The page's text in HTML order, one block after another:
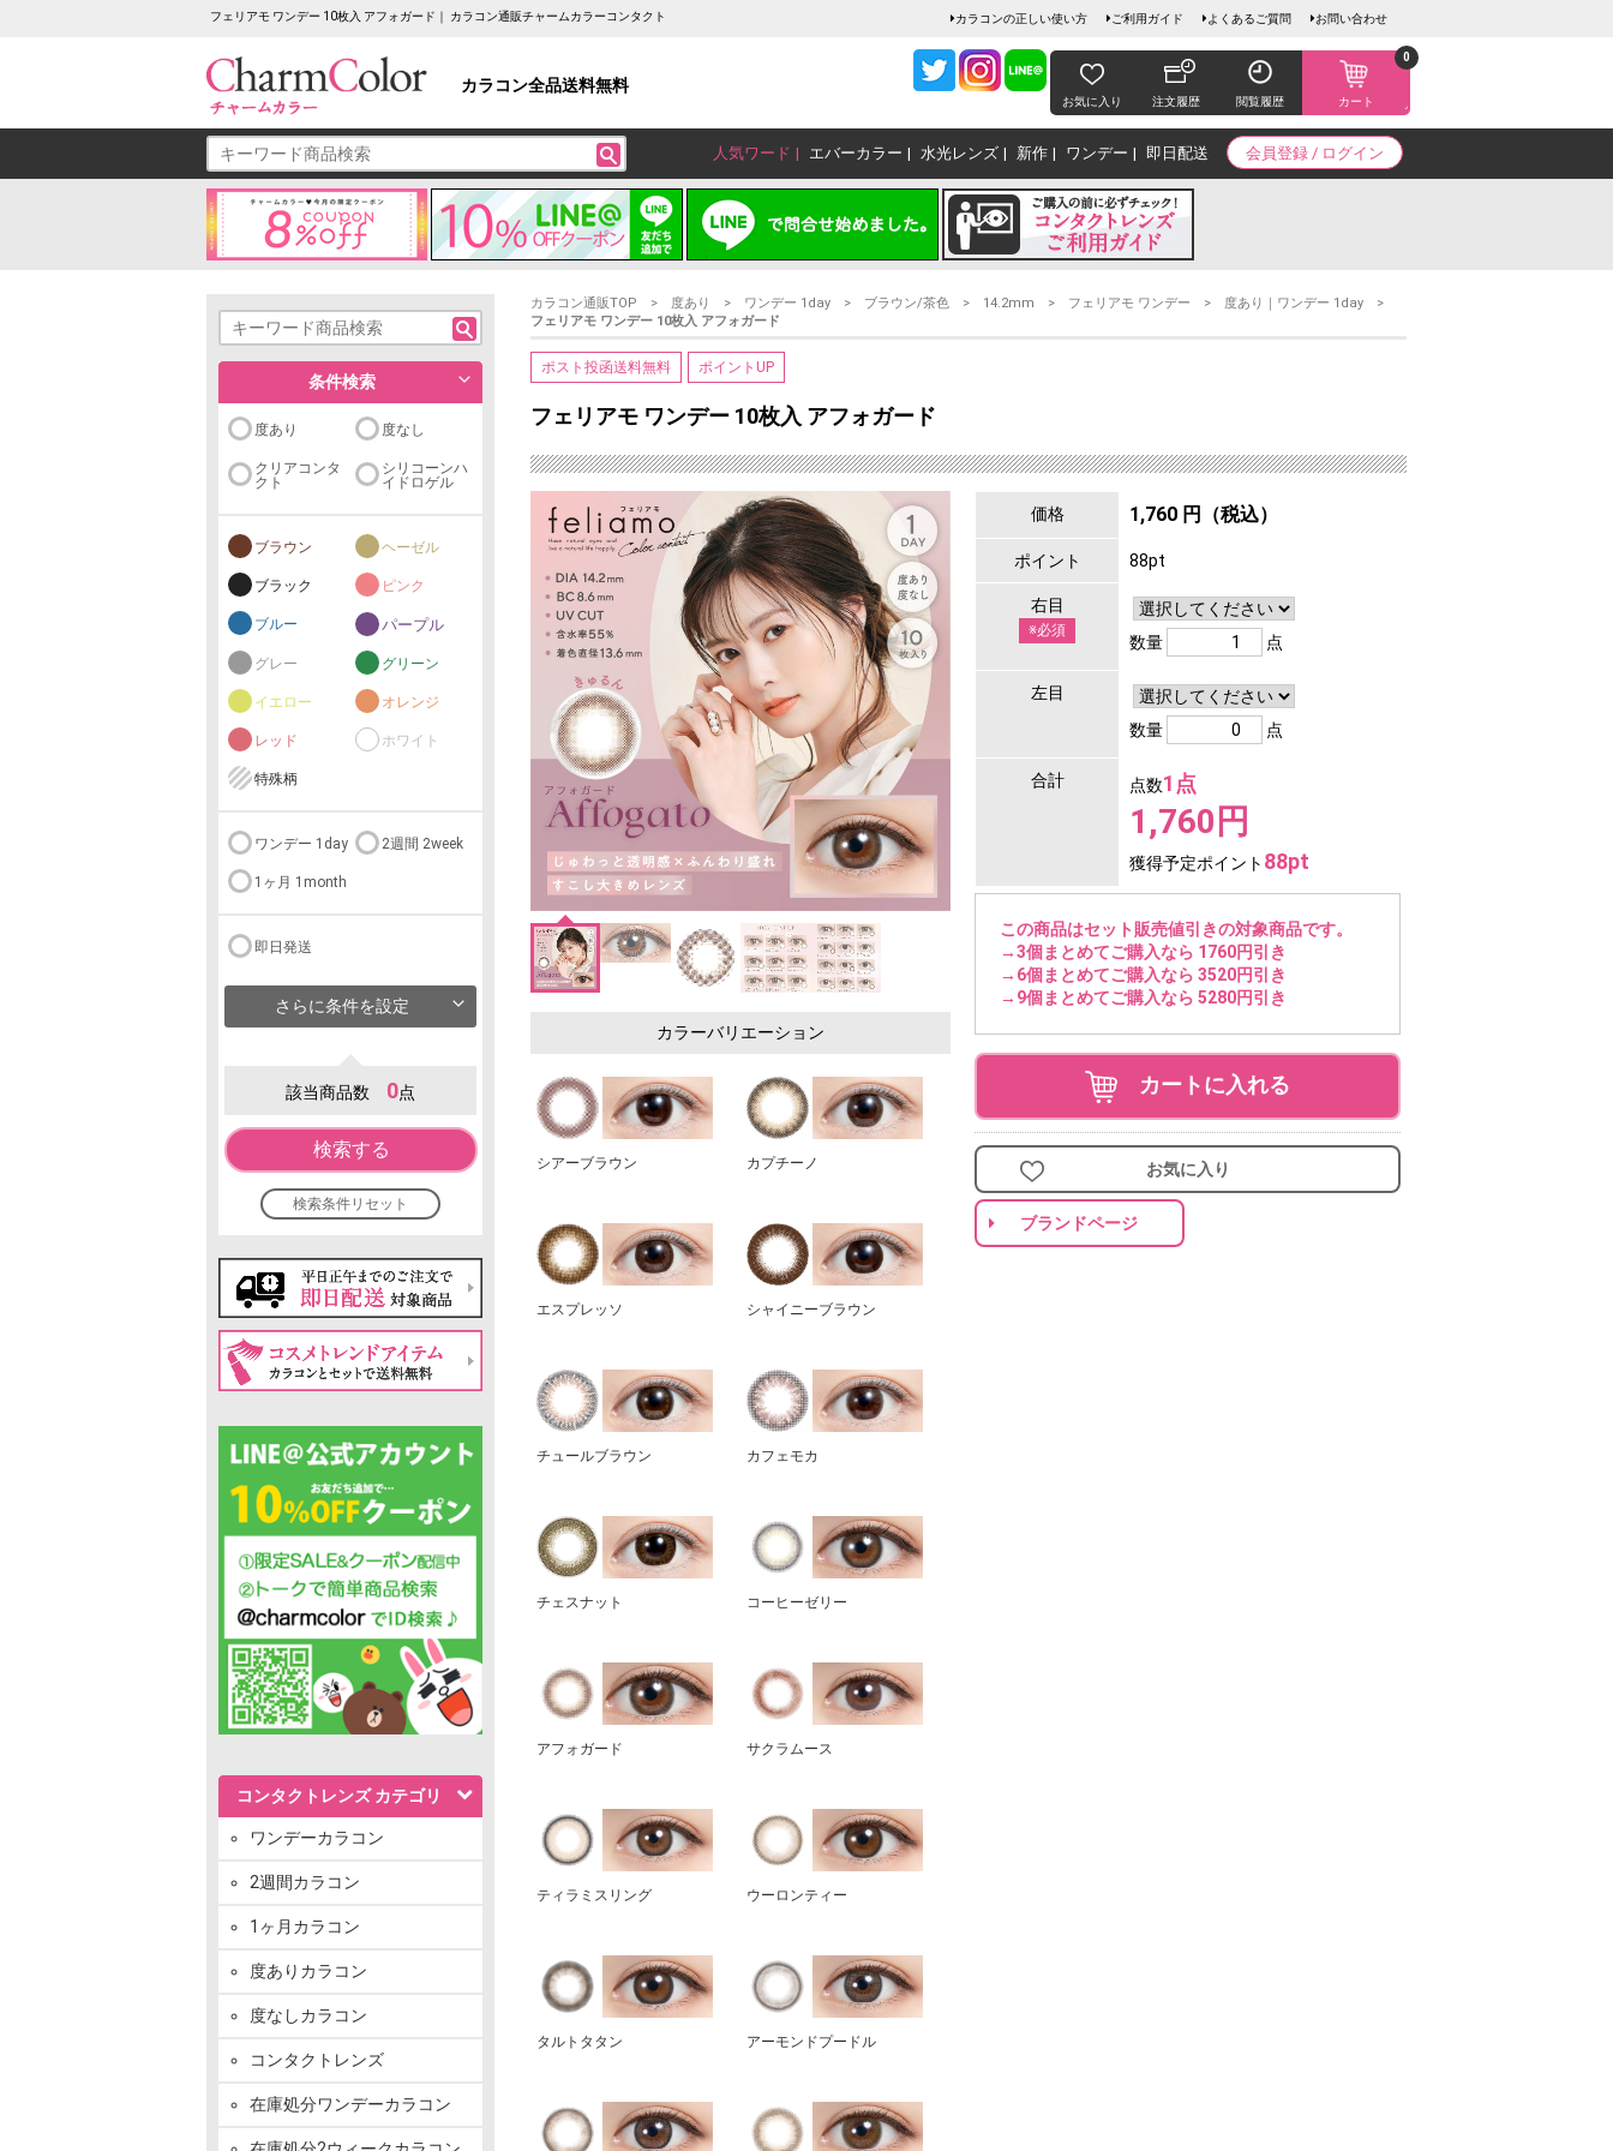
フェリアモ ワンデー 10枚入 アフォガード｜ カラコン通販チャームカラーコンタクト カラコンの正しい使い方 ご利用ガイド よくあるご質問 お問い合わせ
カラコン全品送料無料
お気に入り 注文履歴 閲覧履歴 カート
0
会員登録 / ログイン
人気ワード エバーカラー 水光レンズ 新作 ワンデー 即日配送
条件検索
度あり 度なし
クリアコンタ
クト
シリコーンハ
イドロゲル
ブラウン ヘーゼル
ブラック ピンク
ブルー パープル
グレー グリーン
イエロー オレンジ
レッド ホワイト
特殊柄
ワンデー 1day 2週間 2week
1ヶ月 1month
即日発送
さらに条件を設定
該当商品数 0点
検索する
検索条件リセット
コンタクトレンズ カテゴリ
ワンデーカラコン
2週間カラコン
1ヶ月カラコン
度ありカラコン
度なしカラコン
コンタクトレンズ
在庫処分ワンデーカラコン
カラコン通販TOP 度あり ワンデー 1day ブラウン/茶色 14.2mm フェリアモ ワンデー
度あり｜ワンデー 1day
フェリアモ ワンデー 10枚入 アフォガード
ポスト投函送料無料 ポイントUP
フェリアモ ワンデー 10枚入 アフォガード
カラーバリエーション
シアーブラウン カプチーノ
エスプレッソ シャイニーブラウン
チュールブラウン カフェモカ
チェスナット コーヒーゼリー
アフォガード サクラムース
ティラミスリング ウーロンティー
タルトタタン アーモンドプードル
価格 1,760 円（税込）
ポイント 88pt
右目
※必須
数量 点
左目
数量
点
合計 点数1点
1,760円
獲得予定ポイント 88pt
この商品はセット販売値引きの対象商品です。
→3個まとめてご購入なら 1760円引き
→6個まとめてご購入なら 3520円引き
→9個まとめてご購入なら 5280円引き
カートに入れる
お気に入り
ブランドページ